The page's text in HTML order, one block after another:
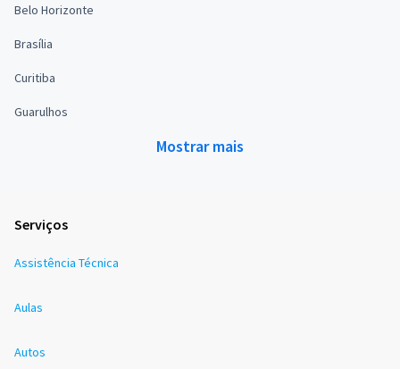
Belo Horizonte
Brasília
Curitiba
Guarulhos
Mostrar mais
Serviços
Assistência Técnica
Aulas
Autos